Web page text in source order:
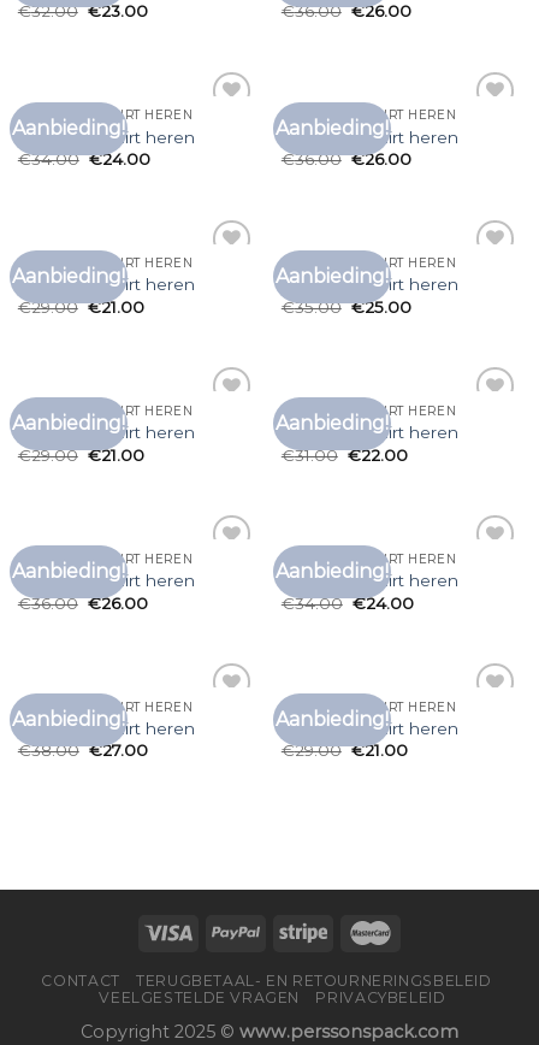
€32.00 €23.00
€36.00 €26.00
Aanbieding!
DESIGNER T SHIRT HEREN
designer t shirt heren
€34.00 €24.00
Aanbieding!
DESIGNER T SHIRT HEREN
designer t shirt heren
€36.00 €26.00
Aanbieding!
DESIGNER T SHIRT HEREN
designer t shirt heren
€29.00 €21.00
Aanbieding!
DESIGNER T SHIRT HEREN
designer t shirt heren
€35.00 €25.00
Aanbieding!
DESIGNER T SHIRT HEREN
designer t shirt heren
€29.00 €21.00
Aanbieding!
DESIGNER T SHIRT HEREN
designer t shirt heren
€31.00 €22.00
Aanbieding!
DESIGNER T SHIRT HEREN
designer t shirt heren
€36.00 €26.00
Aanbieding!
DESIGNER T SHIRT HEREN
designer t shirt heren
€34.00 €24.00
Aanbieding!
DESIGNER T SHIRT HEREN
designer t shirt heren
€38.00 €27.00
Aanbieding!
DESIGNER T SHIRT HEREN
designer t shirt heren
€29.00 €21.00
CONTACT
TERUGBETAAL- EN RETOURNERINGSBELEID
VEELGESTELDE VRAGEN
PRIVACYBELEID
Copyright 2025 © www.perssonspack.com